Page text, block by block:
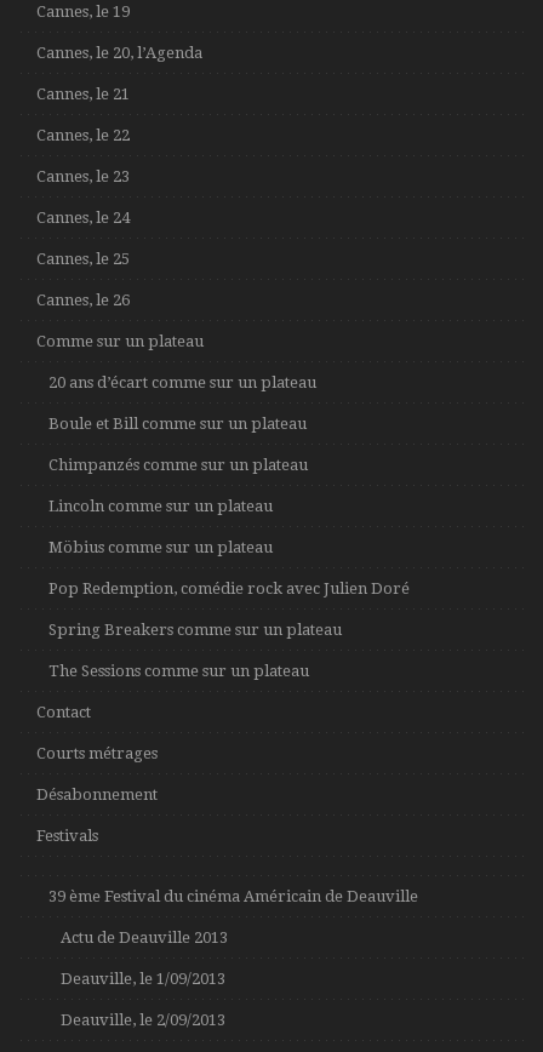
Cannes, le 19
Cannes, le 20, l’Agenda
Cannes, le 21
Cannes, le 22
Cannes, le 23
Cannes, le 24
Cannes, le 25
Cannes, le 26
Comme sur un plateau
20 ans d’écart comme sur un plateau
Boule et Bill comme sur un plateau
Chimpanzés comme sur un plateau
Lincoln comme sur un plateau
Möbius comme sur un plateau
Pop Redemption, comédie rock avec Julien Doré
Spring Breakers comme sur un plateau
The Sessions comme sur un plateau
Contact
Courts métrages
Désabonnement
Festivals
39 ème Festival du cinéma Américain de Deauville
Actu de Deauville 2013
Deauville, le 1/09/2013
Deauville, le 2/09/2013